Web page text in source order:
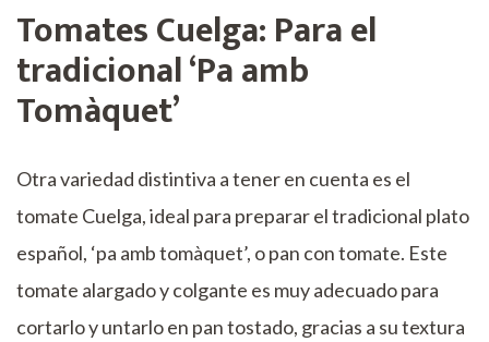
Tomates Cuelga: Para el
tradicional ‘Pa amb
Tomàquet’
Otra variedad distintiva a tener en cuenta es el
tomate Cuelga, ideal para preparar el tradicional plato
español, ‘pa amb tomàquet’, o pan con tomate. Este
tomate alargado y colgante es muy adecuado para
cortarlo y untarlo en pan tostado, gracias a su textura